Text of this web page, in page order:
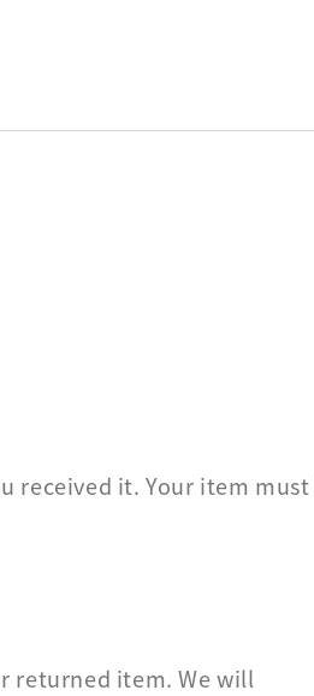
received it. Your item must
returned item. We will